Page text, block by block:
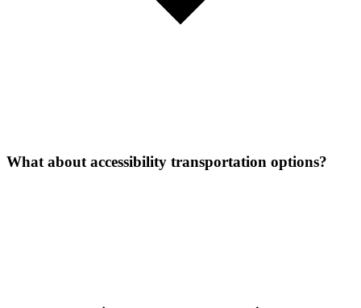
What about accessibility transportation options?